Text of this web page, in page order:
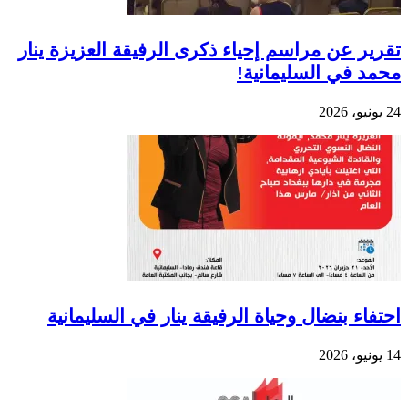
تقرير عن مراسم إحياء ذكرى الرفيقة العزيزة ينار
محمد في السليمانية!
24 يونيو، 2026
احتفاء بنضال وحياة الرفيقة ينار في السليمانية
14 يونيو، 2026